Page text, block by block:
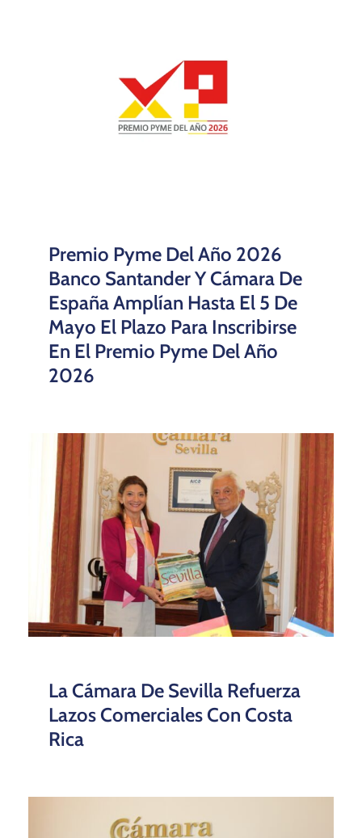
Premio Pyme Del Año 2026
Banco Santander Y Cámara De
España Amplían Hasta El 5 De
Mayo El Plazo Para Inscribirse
En El Premio Pyme Del Año
2026
La Cámara De Sevilla Refuerza
Lazos Comerciales Con Costa
Rica